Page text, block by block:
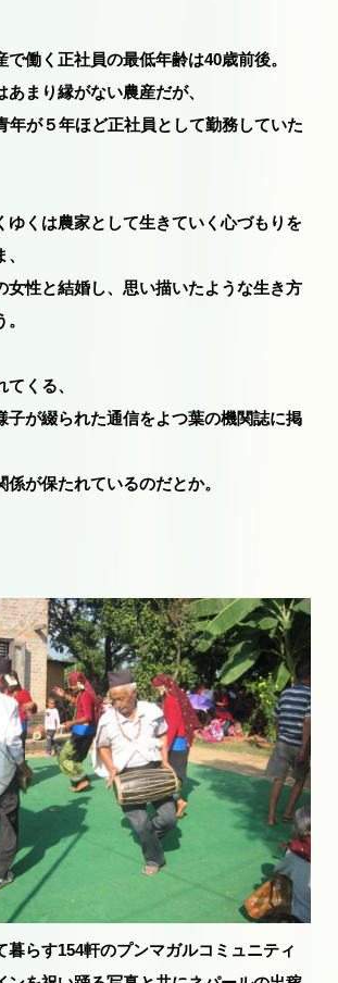
働く正社員の最低年齢は40歳前後。
まり縁がない農産だが、
年が５年ほど正社員として勤務していた
ゆくは農家として生きていく心づもりを
女性と結婚し、思い描いたような生き方
くる、
子が綴られた通信をよつ葉の機関誌に掲
係が保たれているのだとか。
暮らす154軒のプンマガルコミュニティ